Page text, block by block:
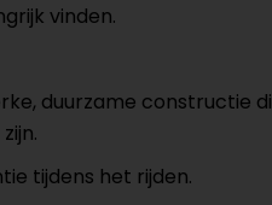
vinden.
duurzame constructie
tijdens het rijden.